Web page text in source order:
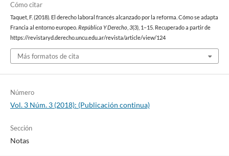
Cómo citar
Taquet, F. (2018). El derecho laboral francés alcanzado por la reforma. Cómo se adapta
Francia al entorno europeo. República Y Derecho, 3(3), 1–15. Recuperado a partir de
https://revistaryd.derecho.uncu.edu.ar/revista/article/view/124
Más formatos de cita
Número
Vol. 3 Núm. 3 (2018): (Publicación continua)
Sección
Notas